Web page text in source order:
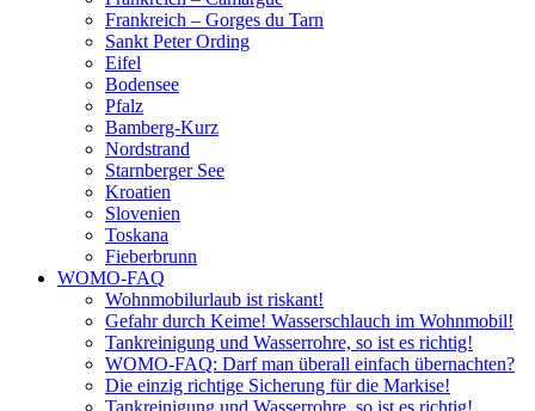
Frankreich – Gorges du Tarn
Sankt Peter Ording
Eifel
Bodensee
Pfalz
Bamberg-Kurz
Nordstrand
Starnberger See
Kroatien
Slovenien
Toskana
Fieberbrunn
WOMO-FAQ
Wohnmobilurlaub ist riskant!
Gefahr durch Keime! Wasserschlauch im Wohnmobil!
Tankreinigung und Wasserrohre, so ist es richtig!
WOMO-FAQ: Darf man überall einfach übernachten?
Die einzig richtige Sicherung für die Markise!
Tankreinigung und Wasserrohre, so ist es richtig!